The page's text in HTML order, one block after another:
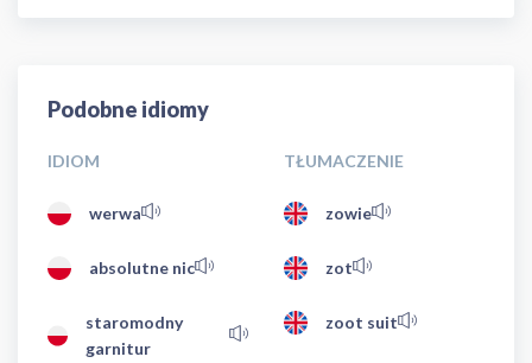
Podobne idiomy
IDIOM TŁUMACZENIE
werwa zowie
absolutne nic zot
staromodny
garnitur
zoot suit